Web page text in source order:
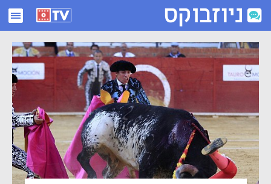
צפו: מטדור נהרג בשידור חי על ידי שור עצבני - ניוזבוקס